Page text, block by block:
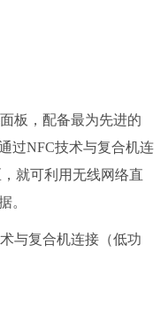
板，配备最为先进的
过NFC技术与复合机连
就可利用无线网络直
。
与复合机连接（低功